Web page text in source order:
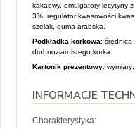
kakaowy, emulgatory lecytyny
3%, regulator kwasowości
szelak, guma arabska.
Podkładka korkowa: średnica
drobnoziarnistego korka.
Kartonik prezentowy:
INFORMACJE
Charakterystyka: